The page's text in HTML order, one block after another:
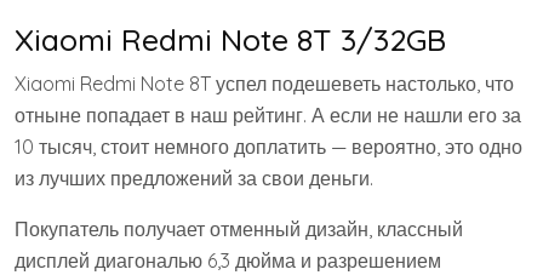
Xiaomi Redmi Note 8T 3/32GB
Xiaomi Redmi Note 8T успел подешеветь настолько, что
отныне попадает в наш рейтинг. А если не нашли его за
10 тысяч, стоит немного доплатить — вероятно, это одно
из лучших предложений за свои деньги.
Покупатель получает отменный дизайн, классный
дисплей диагональю 6,3 дюйма и разрешением